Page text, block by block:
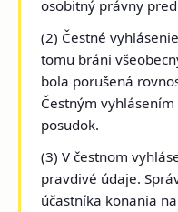
osobitný právny
(2) Čestné
tomu bráni
bola porušená
Čestným
posudok.
(3) V čestnom
pravdivé údaje.
účastníka konania